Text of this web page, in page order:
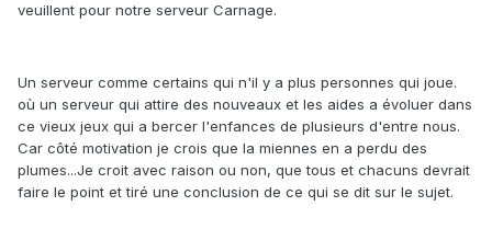
veuillent pour notre serveur Carnage.
Un serveur comme certains qui n'il y a plus personnes qui joue.
où un serveur qui attire des nouveaux et les aides a évoluer dans
ce vieux jeux qui a bercer l'enfances de plusieurs d'entre nous.
Car côté motivation je crois que la miennes en a perdu des
plumes...Je croit avec raison ou non, que tous et chacuns devrait
faire le point et tiré une conclusion de ce qui se dit sur le sujet.